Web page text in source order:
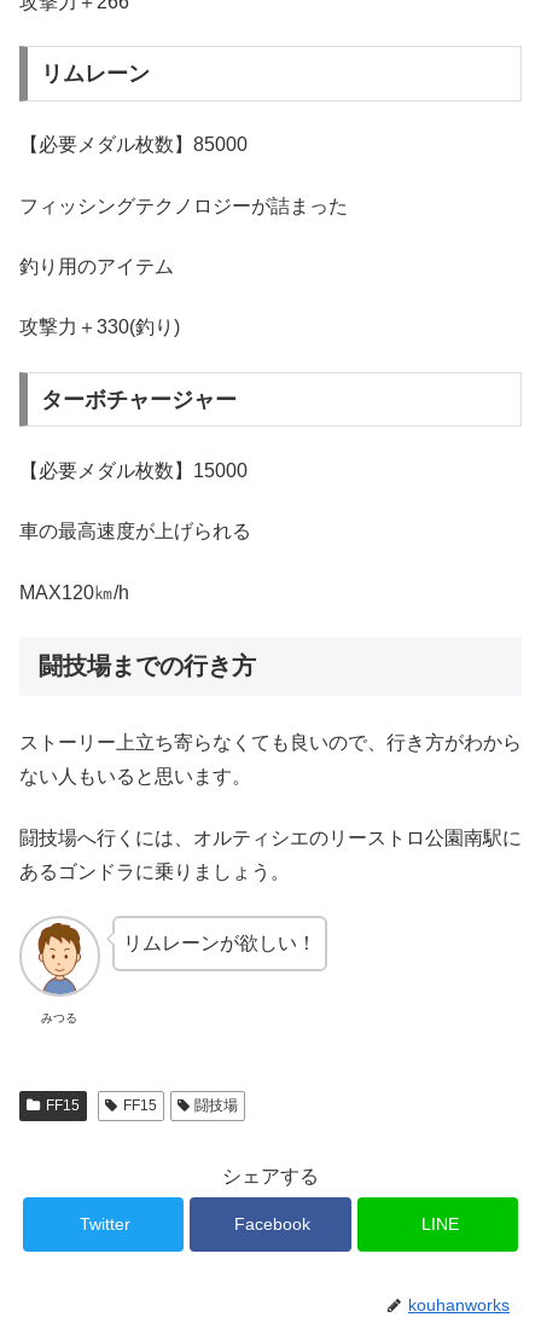
リムレーン
【必要メダル枚数】85000
フィッシングテクノロジーが詰まった
釣り用のアイテム
攻撃力＋330(釣り)
ターボチャージャー
【必要メダル枚数】15000
車の最高速度が上げられる
MAX120㎞/h
闘技場までの行き方
ストーリー上立ち寄らなくても良いので、行き方がわから
ない人もいると思います。
闘技場へ行くには、オルティシエのリーストロ公園南駅に
あるゴンドラに乗りましょう。
みつる
リムレーンが欲しい！
FF15 FF15 闘技場
シェアする
Twitter Facebook LINE
kouhanworks